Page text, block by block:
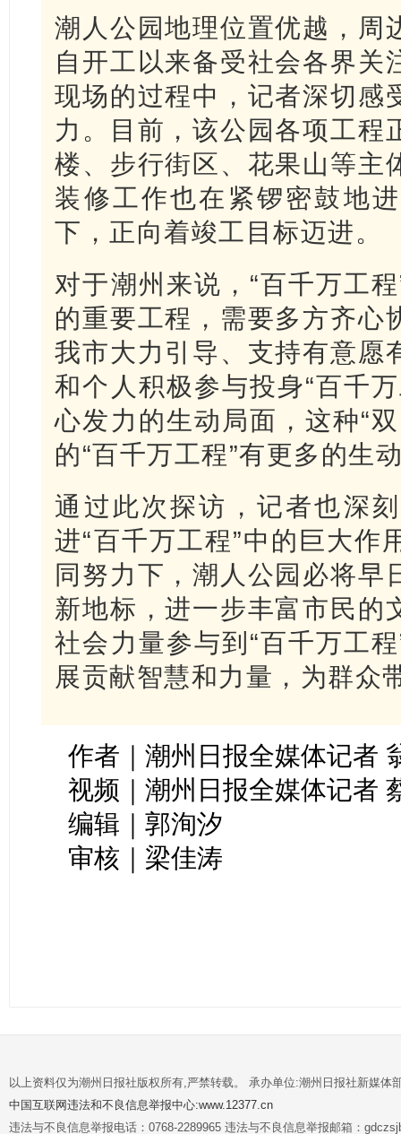
潮人公园地理位置优越，周
自开工以来备受社会各界关
现场的过程中，记者深切感
力。目前，该公园各项工程
楼、步行街区、花果山等主
装修工作也在紧锣密鼓地
下，正向着竣工目标迈进。
对于潮州来说，“百千万工
的重要工程，需要多方齐心
我市大力引导、支持有意愿
和个人积极参与投身“百千
心发力的生动局面，这种“
的“百千万工程”有更多的生
通过此次探访，记者也深
进“百千万工程”中的巨大作
同努力下，潮人公园必将早
新地标，进一步丰富市民的
社会力量参与到“百千万工
展贡献智慧和力量，为群众
作者｜潮州日报全媒体记者
视频｜潮州日报全媒体记者
编辑｜郭洵汐
审核｜梁佳涛
以上资料仅为潮州日报社版权所有,严禁转载。 承办单位:潮州日报社新媒体
中国互联网违法和不良信息举报中心:www.12377.cn
违法与不良信息举报电话：0768-2289965 违法与不良信息举报邮箱：